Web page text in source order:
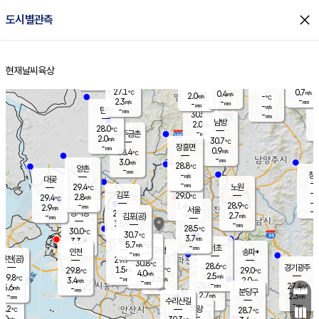
도시별관측 close
홈
현재날씨 육상
의도
℃
양주
30.5℃
2.0
-mm
과천
28.6℃
2.7m/s
- mm
경기광주
27.4℃
2.3m/s
-mm
경서동
30.0℃
3.3 m/s
-mm
파주금촌
28.4℃
3.0m/s
-mm
-℃
-m/s
-mm
대곶
29.4℃
2.9m/s
-mm
창
-
-m/
-
탄현
28.0℃
2.0m/s
-mm
0.7m/s
-mm
의왕
김포
29.7℃
1.5 m/s
mm
광명
30.1
℃
2.6 m/s
-mm
부천
29.9℃
1.5m/s
-mm
양촌
29.4℃
2.8m/s
-mm
구로
30.8℃
4.0m/s
-mm
은평
29.0℃
1.4 m/s
- mm
노원
28.9℃
2.7m/s
-mm
송파*
29.0℃
2.0m/s
-mm
서초
28.6℃
2.5m/s
-mm
남방
30.7℃
0.9m/s
-mm
수리산길
분당구
28.7℃
장흥면
28.8℃
-m/s
-mm
2.0m/s
-mm
인천(공)
29.8℃
5.6m/s
-mm
김포(공)
30.7℃
5.7m/s
-mm
인천
29.8℃
3.4m/s
-mm
서울
28.5℃
3.7m/s
-mm
27.1℃
2.3m/s
-mm
0.4m/s
-mm